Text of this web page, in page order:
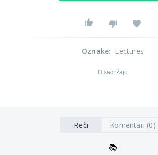
Oznake: Lectures
O sadržaju
Reči Komentari (0)
📚